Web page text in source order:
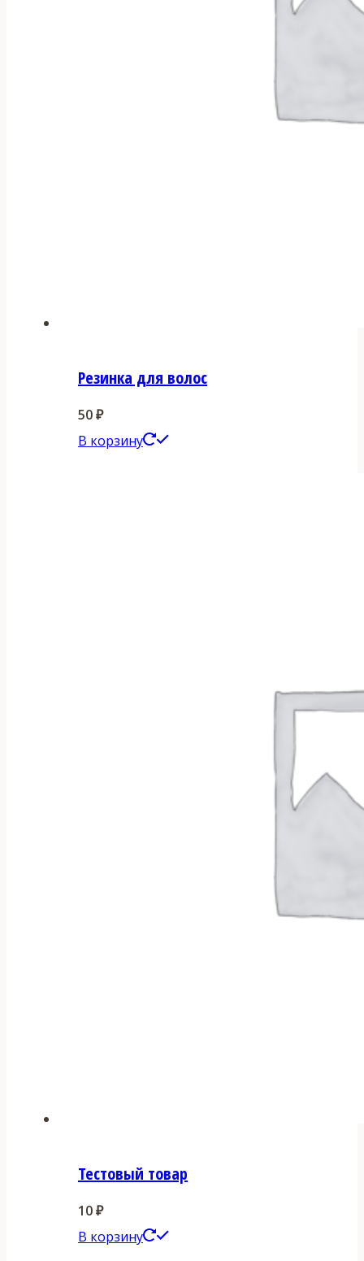
Резинка для волос
50₽
В корзину
Тестовый товар
10₽
В корзину